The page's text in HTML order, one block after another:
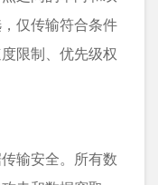
仅传输符合条件
限制、优先级权
输安全。所有数